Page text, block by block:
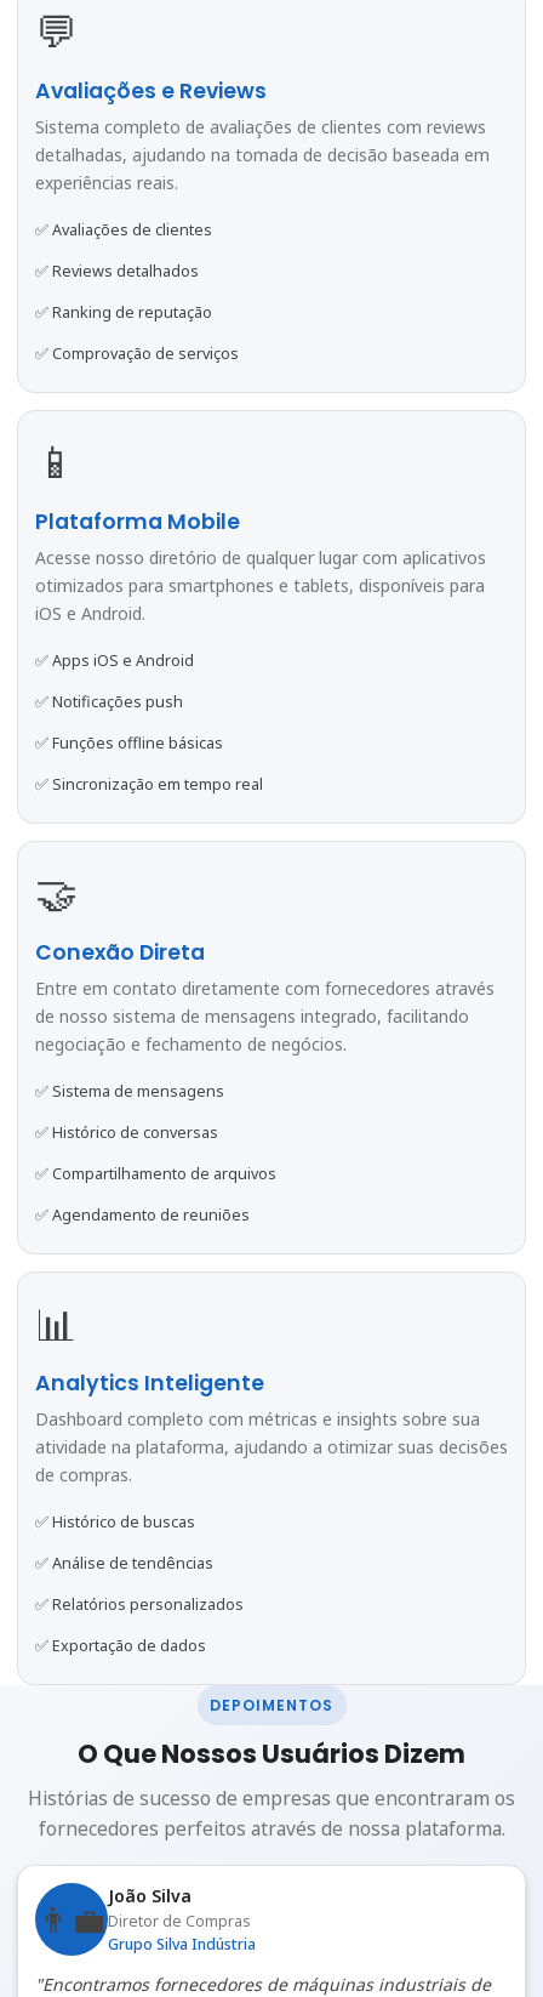
💬
Avaliações e Reviews
Sistema completo de avaliações de clientes com reviews
detalhadas, ajudando na tomada de decisão baseada em
experiências reais.
✅ Avaliações de clientes
✅ Reviews detalhados
✅ Ranking de reputação
✅ Comprovação de serviços
📱
Plataforma Mobile
Acesse nosso diretório de qualquer lugar com aplicativos
otimizados para smartphones e tablets, disponíveis para
iOS e Android.
✅ Apps iOS e Android
✅ Notificações push
✅ Funções offline básicas
✅ Sincronização em tempo real
🤝
Conexão Direta
Entre em contato diretamente com fornecedores através
de nosso sistema de mensagens integrado, facilitando
negociação e fechamento de negócios.
✅ Sistema de mensagens
✅ Histórico de conversas
✅ Compartilhamento de arquivos
✅ Agendamento de reuniões
📊
Analytics Inteligente
Dashboard completo com métricas e insights sobre sua
atividade na plataforma, ajudando a otimizar suas decisões
de compras.
✅ Histórico de buscas
✅ Análise de tendências
✅ Relatórios personalizados
✅ Exportação de dados
DEPOIMENTOS
O Que Nossos Usuários Dizem
Histórias de sucesso de empresas que encontraram os
fornecedores perfeitos através de nossa plataforma.
👨‍💼
João Silva
Diretor de Compras
Grupo Silva Indústria
"Encontramos fornecedores de máquinas industriais de